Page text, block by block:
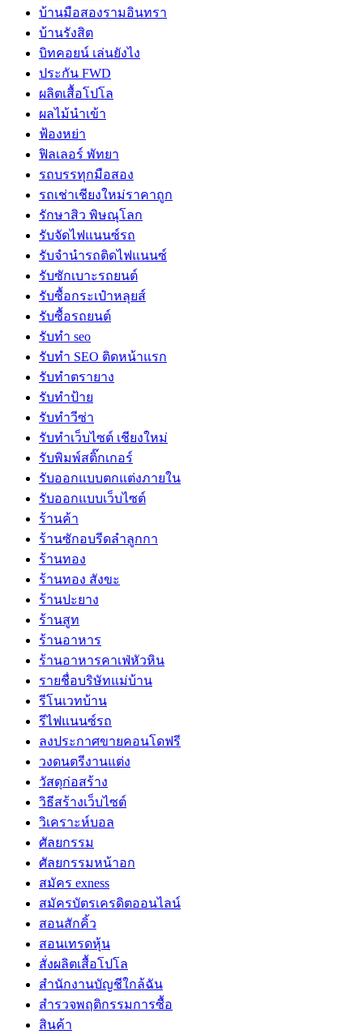
บ้านมือสองรามอินทรา
บ้านรังสิต
บิทคอยน์ เล่นยังไง
ประกัน FWD
ผลิตเสื้อโปโล
ผลไม้นำเข้า
ฟ้องหย่า
ฟิลเลอร์ พัทยา
รถบรรทุกมือสอง
รถเช่าเชียงใหม่ราคาถูก
รักษาสิว พิษณุโลก
รับจัดไฟแนนซ์รถ
รับจำนำรถติดไฟแนนซ์
รับซักเบาะรถยนต์
รับซื้อกระเป๋าหลุยส์
รับซื้อรถยนต์
รับทำ seo
รับทำ SEO ติดหน้าแรก
รับทำตรายาง
รับทำป้าย
รับทำวีซ่า
รับทำเว็บไซต์ เชียงใหม่
รับพิมพ์สติ๊กเกอร์
รับออกแบบตกแต่งภายใน
รับออกแบบเว็บไซต์
ร้านค้า
ร้านซักอบรีดลำลูกกา
ร้านทอง
ร้านทอง สังขะ
ร้านปะยาง
ร้านสูท
ร้านอาหาร
ร้านอาหารคาเฟ่หัวหิน
รายชื่อบริษัทแม่บ้าน
รีโนเวทบ้าน
รีไฟแนนซ์รถ
ลงประกาศขายคอนโดฟรี
วงดนตรีงานแต่ง
วัสดุก่อสร้าง
วิธีสร้างเว็บไซต์
วิเคราะห์บอล
ศัลยกรรม
ศัลยกรรมหน้าอก
สมัคร exness
สมัครบัตรเครดิตออนไลน์
สอนสักคิ้ว
สอนเทรดหุ้น
สั่งผลิตเสื้อโปโล
สำนักงานบัญชีใกล้ฉัน
สำรวจพฤติกรรมการซื้อ
สินค้า